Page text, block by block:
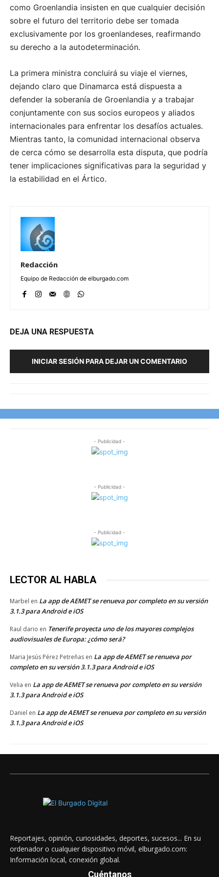
como Groenlandia insisten en que cualquier decisión
sobre el futuro del territorio debe ser tomada
exclusivamente por los groenlandeses, reafirmando
su derecho a la autodeterminación.
La primera ministra concluirá su viaje el viernes,
dejando claro que Dinamarca está dispuesta a
defender la soberanía de Groenlandia y a trabajar
conjuntamente con sus socios europeos y aliados
internacionales para enfrentar los desafíos actuales.
Mientras tanto, la comunidad internacional observa
de cerca cómo se desarrolla esta disputa, que podría
tener implicaciones significativas para la seguridad y
la estabilidad en el Ártico.
Redacción
Equipo de Redacción de elburgado.com
DEJA UNA RESPUESTA
INICIAR SESIÓN PARA DEJAR UN COMENTARIO
- Publicidad -
- Publicidad -
- Publicidad -
LECTOR AL HABLA
Marbel en La app de AEMET se renueva por completo en su versión
3.1.3 para Android e iOS
Raul dario en Tenerife proyecta uno de los mayores complejos
audiovisuales de Europa: ¿cómo será?
Maria Jesús Pérez Petreñas en La app de AEMET se renueva por
completo en su versión 3.1.3 para Android e iOS
Velia en La app de AEMET se renueva por completo en su versión
3.1.3 para Android e iOS
Daniel en La app de AEMET se renueva por completo en su versión
3.1.3 para Android e iOS
Reportajes, opinión, curiosidades, deportes, sucesos... En su
ordenador o cualquier dispositivo móvil, elburgado.com:
Información local, conexión global.
Cuéntanos